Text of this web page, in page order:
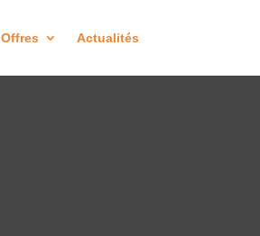
Offres Actualités